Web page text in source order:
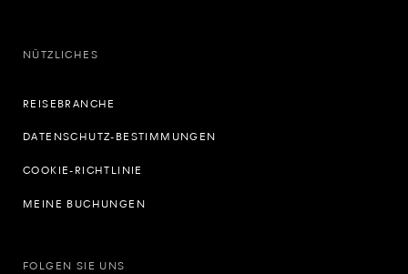
NÜTZLICHES
REISEBRANCHE
DATENSCHUTZ-BESTIMMUNGEN
COOKIE-RICHTLINIE
MEINE BUCHUNGEN
FOLGEN SIE UNS